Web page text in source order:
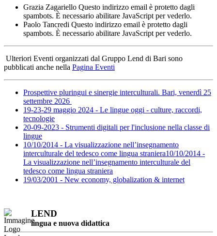
Grazia Zagariello Questo indirizzo email è protetto dagli
spambots. È necessario abilitare JavaScript per vederlo.
Paolo Tancredi Questo indirizzo email è protetto dagli
spambots. È necessario abilitare JavaScript per vederlo.
Ulteriori Eventi organizzati dal Gruppo Lend di Bari sono
pubblicati anche nella Pagina Eventi
Prospettive pluringui e sinergie interculturali. Bari, venerdì 25
settembre 2026
19-23-29 maggio 2024 - Le lingue oggi - culture, raccordi,
tecnologie
20-09-2023 - Strumenti digitali per l'inclusione nella classe di
lingue
10/10/2014 - La visualizzazione nell’insegnamento
interculturale del tedesco come lingua straniera10/10/2014 -
La visualizzazione nell’insegnamento interculturale del
tedesco come lingua straniera
19/03/2001 - New economy, globalization & internet
LEND
lingua e nuova didattica